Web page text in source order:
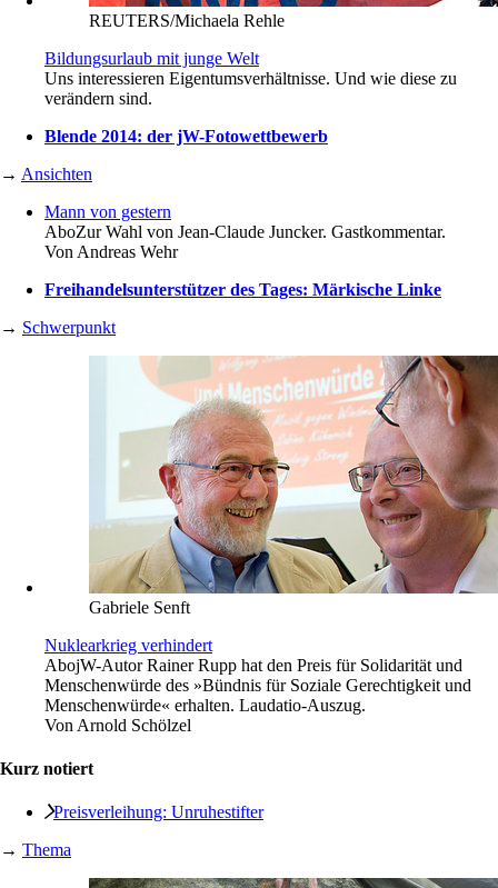
REUTERS/Michaela Rehle
Bildungsurlaub mit junge Welt
Uns interessieren Eigentumsverhältnisse. Und wie diese zu
verändern sind.
Blende 2014: der jW-Fotowettbewerb
→ Ansichten
Mann von gestern
AboZur Wahl von Jean-Claude Juncker. Gastkommentar.
Von Andreas Wehr
Freihandelsunterstützer des Tages: Märkische Linke
→ Schwerpunkt
Gabriele Senft
Nuklearkrieg verhindert
AbojW-Autor Rainer Rupp hat den Preis für Solidarität und
Menschenwürde des »Bündnis für Soziale Gerechtigkeit und
Menschenwürde« erhalten. Laudatio-Auszug.
Von Arnold Schölzel
Kurz notiert
Preisverleihung: Unruhestifter
→ Thema